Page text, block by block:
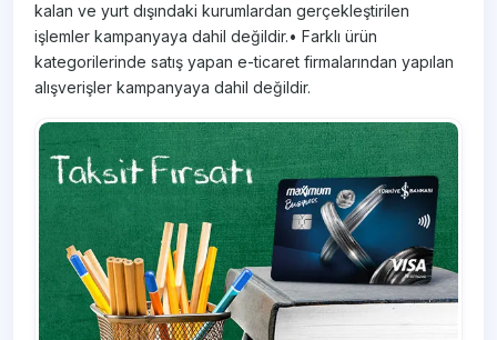
kalan ve yurt dışındaki kurumlardan gerçekleştirilen
işlemler kampanyaya dahil değildir.• Farklı ürün
kategorilerinde satış yapan e-ticaret firmalarından yapılan
alışverişler kampanyaya dahil değildir.